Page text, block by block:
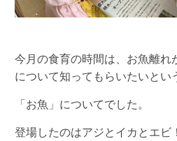
今月の食育の時間は、お魚離れ
について知ってもらいたいとい
「お魚」についてでした。
登場したのはアジとイカとエビ！